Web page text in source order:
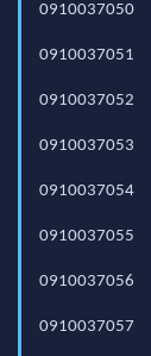
0910037050
0910037051
0910037052
0910037053
0910037054
0910037055
0910037056
0910037057